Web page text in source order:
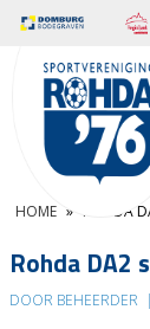
HOME » ROHDA
Rohda DA2
DOOR BEHEERDER |